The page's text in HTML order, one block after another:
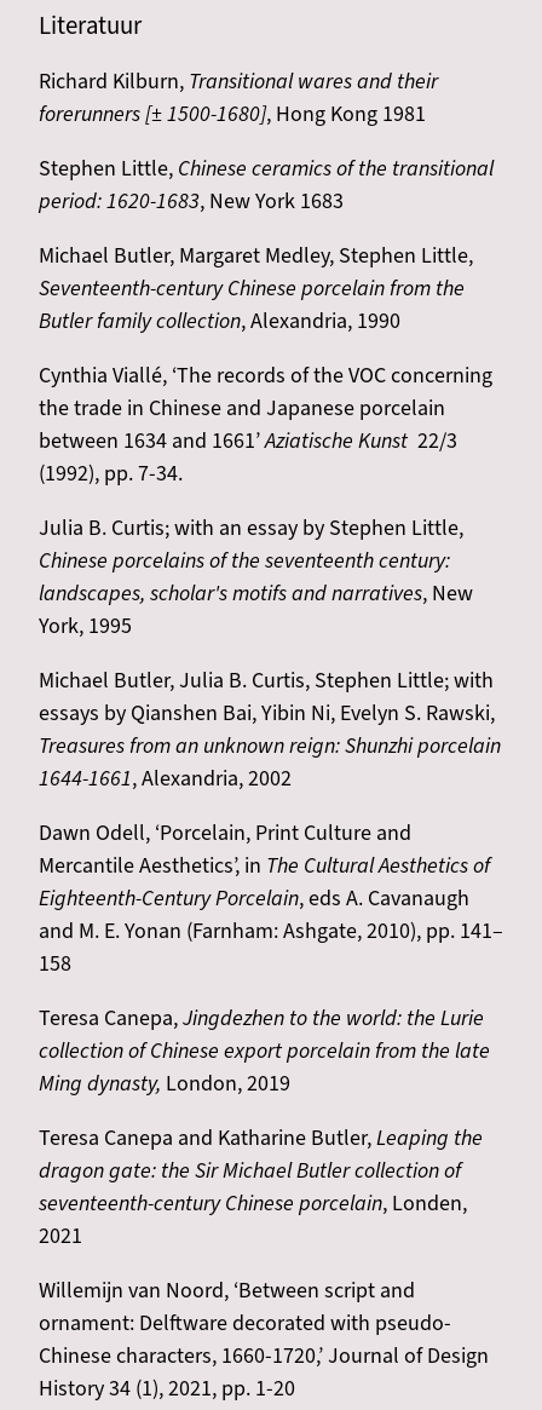
Literatuur
Richard Kilburn, Transitional wares and their
forerunners [± 1500-1680], Hong Kong 1981
Stephen Little, Chinese ceramics of the transitional
period: 1620-1683, New York 1683
Michael Butler, Margaret Medley, Stephen Little,
Seventeenth-century Chinese porcelain from the
Butler family collection, Alexandria, 1990
Cynthia Viallé, ‘The records of the VOC concerning
the trade in Chinese and Japanese porcelain
between 1634 and 1661’Aziatische Kunst 22/3
(1992), pp. 7-34.
Julia B. Curtis; with an essay by Stephen Little,
Chinese porcelains of the seventeenth century:
landscapes, scholar's motifs and narratives, New
York, 1995
Michael Butler, Julia B. Curtis, Stephen Little; with
essays by Qianshen Bai, Yibin Ni, Evelyn S. Rawski,
Treasures from an unknown reign: Shunzhi porcelain
1644-1661, Alexandria, 2002
Dawn Odell, ‘Porcelain, Print Culture and
Mercantile Aesthetics’, in The Cultural Aesthetics of
Eighteenth-Century Porcelain, eds A. Cavanaugh
and M. E. Yonan (Farnham: Ashgate, 2010), pp. 141–
158
Teresa Canepa,Jingdezhen to the world: the Lurie
collection of Chinese export porcelain from the late
Ming dynasty, London, 2019
Teresa Canepa and Katharine Butler,Leaping the
dragon gate: the Sir Michael Butler collection of
seventeenth-century Chinese porcelain, Londen,
2021
Willemijn van Noord, ‘Between script and
ornament: Delftware decorated with pseudo-
Chinese characters, 1660-1720,’ Journal of Design
History 34 (1), 2021, pp. 1-20